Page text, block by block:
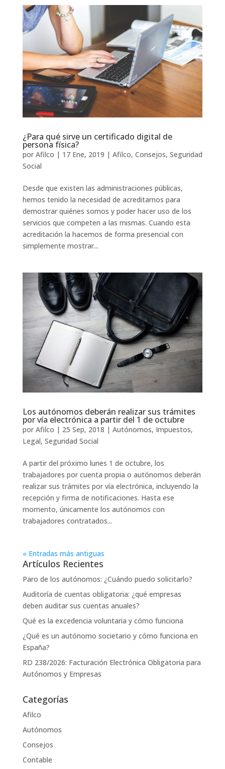
¿Para qué sirve un certificado digital de
persona física?
por Afilco | 17 Ene, 2019 | Afilco, Consejos, Seguridad
Social
Desde que existen las administraciones públicas,
hemos tenido la necesidad de acreditarnos para
demostrar quiénes somos y poder hacer uso de los
servicios que competen a las mismas. Cuando esta
acreditación la hacemos de forma presencial con
simplemente mostrar...
Los autónomos deberán realizar sus trámites
por vía electrónica a partir del 1 de octubre
por Afilco | 25 Sep, 2018 | Autónomos, Impuestos,
Legal, Seguridad Social
A partir del próximo lunes 1 de octubre, los
trabajadores por cuenta propia o autónomos deberán
realizar sus trámites por vía electrónica, incluyendo la
recepción y firma de notificaciones. Hasta ese
momento, únicamente los autónomos con
trabajadores contratados...
« Entradas más antiguas
Artículos Recientes
Paro de los autónomos: ¿Cuándo puedo solicitarlo?
Auditoría de cuentas obligatoria: ¿qué empresas
deben auditar sus cuentas anuales?
Qué es la excedencia voluntaria y cómo funciona
¿Qué es un autónomo societario y cómo funciona en
España?
RD 238/2026: Facturación Electrónica Obligatoria para
Autónomos y Empresas
Categorías
Afilco
Autónomos
Consejos
Contable